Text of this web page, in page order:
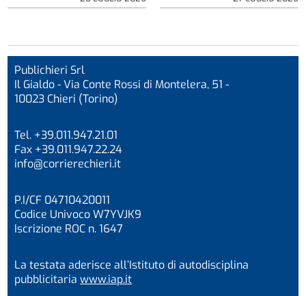
Publichieri Srl
Il Gialdo - Via Conte Rossi di Montelera, 51 -
10023 Chieri (Torino)
Tel. +39.011.947.21.01
Fax +39.011.947.22.24
info@corrierechieri.it
P.I/CF 04710420011
Codice Univoco W7YVJK9
Iscrizione ROC n. 1647
La testata aderisce all’Istituto di autodisciplina
pubblicitariawww.iap.it